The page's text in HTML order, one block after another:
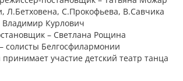
Л.Бетховена, С.Прокофьева, В.Савчика
Курлович
– Светлана Рощина
солисты Белгосфилармонии
участие детский театр танца